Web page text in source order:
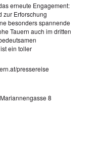
erneute Engagement:
zur Erforschung
besonders spannende
Tauern auch im dritten
ein toller
pressereise
8